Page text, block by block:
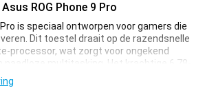
ROG Phone 9 Pro
Pro is speciaal ontworpen voor gamers die
Dit toestel draait op de razendsnelle
processor, wat zorgt voor ongekend
naadloze multitasking. Het krachtige 6,78-
een verversingssnelheid tot 185Hz
beelden. Dankzij de opslagcapaciteit en